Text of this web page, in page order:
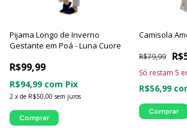
Pijama Longo de Inverno
Gestante em Poá - Luna Cuore
R$99,99
2 x de R$50,00 sem juros
R$94,99 com Pix
Comprar
Camisola
R$79,99
R$56,99
Só restam 5
Comprar